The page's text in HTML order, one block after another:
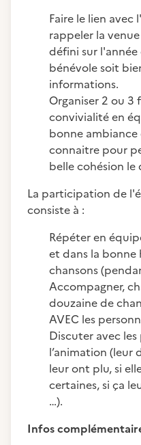
Faire le lien avec
rappeler la
défini sur
bénévole soit
informations.
Organiser 2 ou
convivialité en
bonne ambiance
connaitre pour
belle cohésion le
La participation de
consiste à :
Répéter en
et dans la bonne
chansons
Accompagner,
douzaine de
AVEC les
Discuter avec les
l’animation (leur
leur ont plu, si
certaines, si ça
…).
Infos